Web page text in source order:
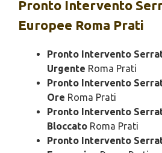
Pronto Intervento
Europee Roma Prati
Pronto Intervento
Urgente Roma Prati
Pronto Intervento
Ore Roma Prati
Pronto Intervento
Bloccato Roma Prati
Pronto Intervento